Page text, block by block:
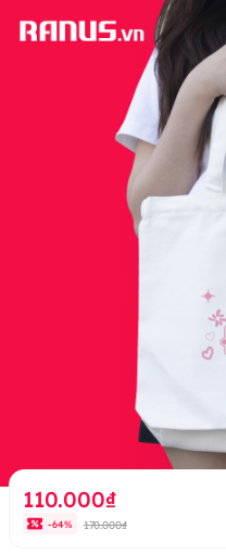
110.000₫
-64% 170.000₫